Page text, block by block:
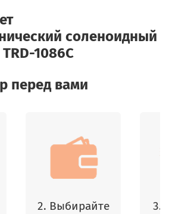
соленоидный
1086C
перед вами
2. Выбирайте
3.